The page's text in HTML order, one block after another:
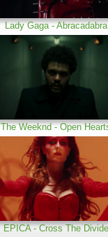
Lady Gaga - Abracadabra
The Weeknd - Open
EPICA - Cross The Divide